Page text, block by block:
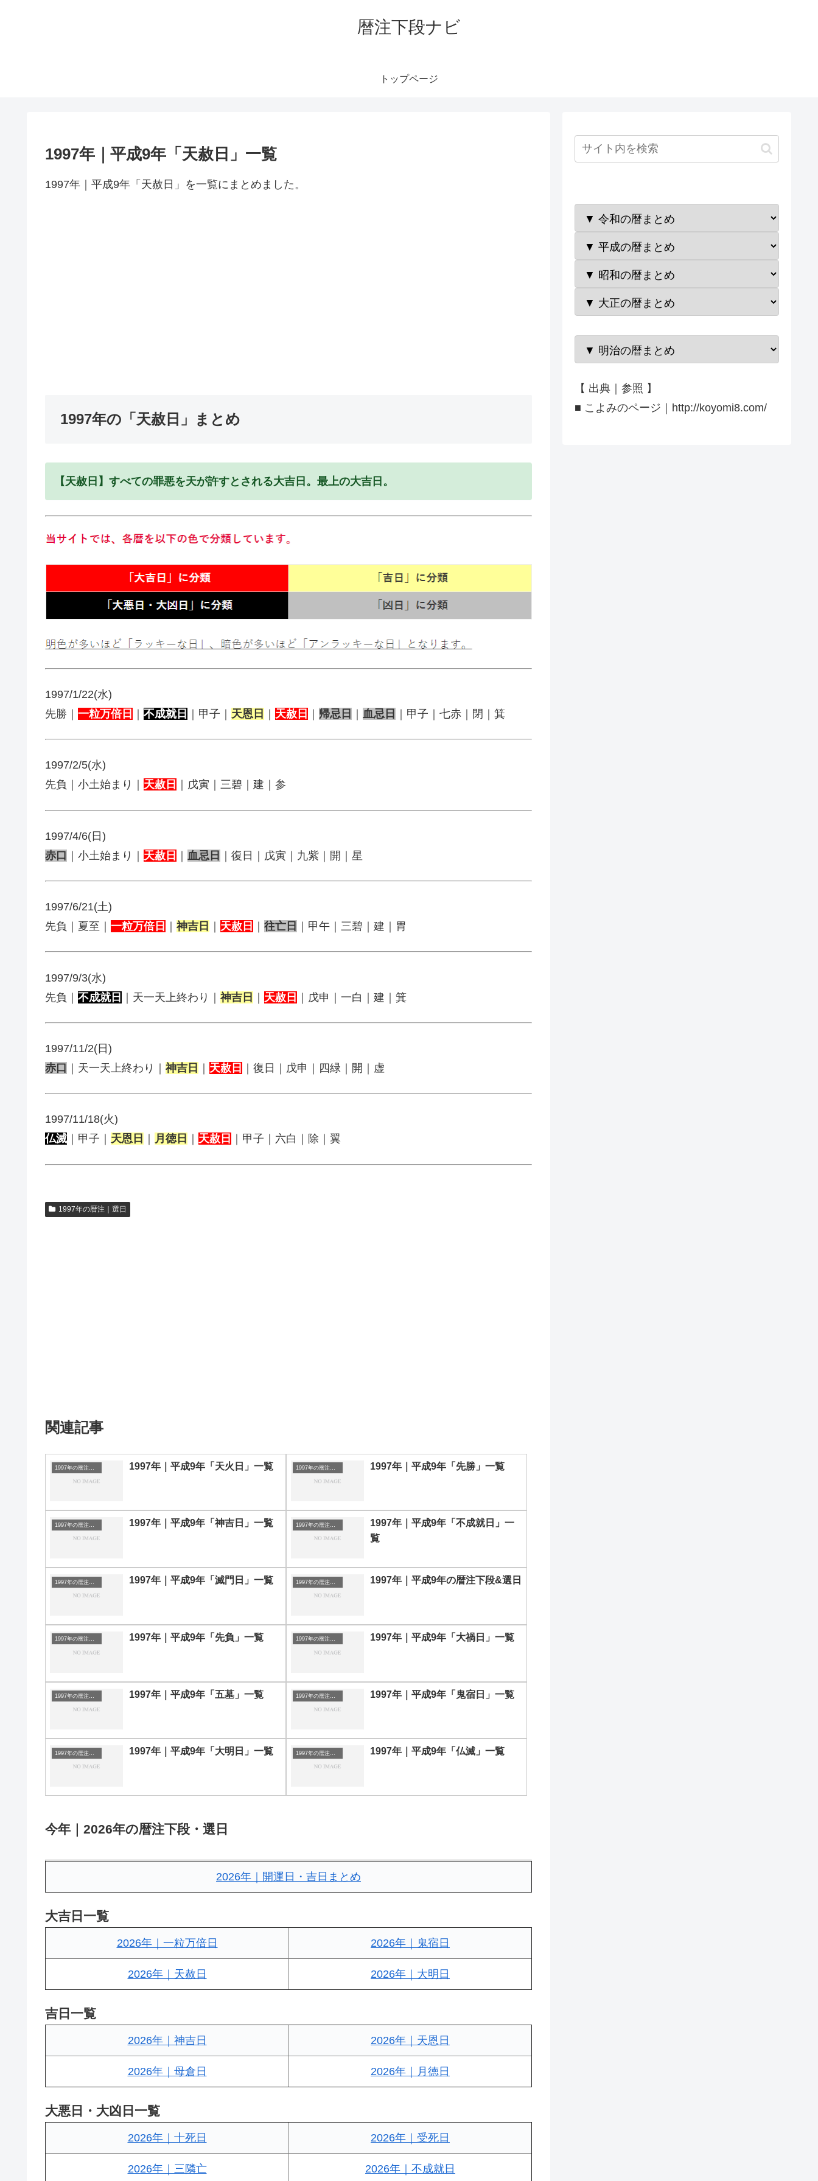
暦注下段ナビ
トップページ
1997年｜平成9年「天赦日」一覧
1997年｜平成9年「天赦日」を一覧にまとめました。
1997年の「天赦日」まとめ
【天赦日】すべての罪悪を天が許すとされる大吉日。最上の大吉日。
1997/1/22(水)
先勝｜ 一粒万倍日 不成就日 ｜甲子｜ 天恩日 天赦日 帰忌日 血忌日 ｜甲子｜七赤｜閉｜箕
1997/2/5(水)
先負｜小土始まり｜ 天赦日 ｜戊寅｜三碧｜建｜参
1997/4/6(日)
赤口 ｜小土始まり｜ 天赦日 ｜ 血忌日 ｜復日｜戊寅｜九紫｜開｜星
1997/6/21(土)
先負｜夏至｜ 一粒万倍日 神吉日 天赦日 往亡日 ｜甲午｜三碧｜建｜胃
1997/9/3(水)
先負｜ 不成就日 ｜天一天上終わり｜ 神吉日 ｜ 天赦日 ｜戊申｜一白｜建｜箕
1997/11/2(日)
赤口 ｜天一天上終わり｜ 神吉日 ｜ 天赦日 ｜復日｜戊申｜四緑｜開｜虚
1997/11/18(火)
仏滅 ｜甲子｜ 天恩日 月徳日 天赦日 ｜甲子｜六白｜除｜翼
1997年の暦注｜選日
関連記事
1997年｜平成9年「天火日」一覧 1997年｜平成9年「先勝」一覧
1997年｜平成9年「神吉日」一覧
1997年｜平成9年「不成就日」一
覧
1997年｜平成9年「滅門日」一覧 1997年｜平成9年の暦注下段&選日
1997年の暦注｜選日 1997年｜平成9年「先負」一覧 1997年の暦注｜選日 1997年｜平成9年「大禍日」一覧
1997年｜平成9年「五墓」一覧 1997年｜平成9年「鬼宿日」一覧
1997年｜平成9年「大明日」一覧 1997年｜平成9年「仏滅」一覧
今年｜2026年の暦注下段・選日
2026年｜開運日・吉日まとめ
大吉日一覧
2026年｜一粒万倍日 2026年｜鬼宿日
2026年｜天赦日 2026年｜大明日
吉日一覧
2026年｜神吉日 2026年｜天恩日
2026年｜母倉日 2026年｜月徳日
大悪日・大凶日一覧
2026年｜十死日 2026年｜受死日
2026年｜三隣亡 2026年｜不成就日
【 出典｜参照 】
■ こよみのページ｜http://koyomi8.com/